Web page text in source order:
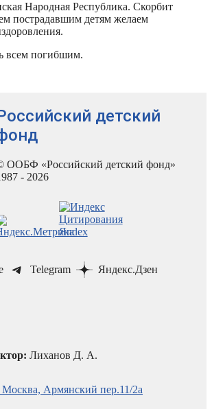
Народная Республика. Скорбит
пострадавшим детям желаем
всем погибшим.
детский
ООБФ «Российский детский фонд»
- 2026
Telegram
Яндекс.Дзен
Лиханов Д. А.
Москва, Армянский пер.11/2а